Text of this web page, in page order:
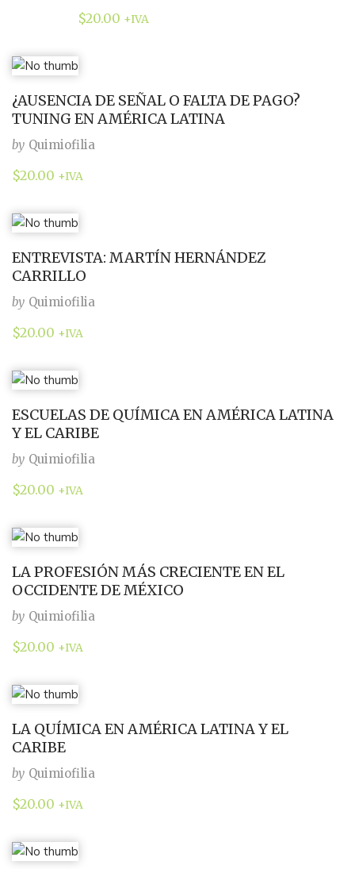
$20.00 +IVA
¿AUSENCIA DE SEÑAL O FALTA DE PAGO?
TUNING EN AMÉRICA LATINA
by Quimiofilia
$20.00 +IVA
ENTREVISTA: MARTÍN HERNÁNDEZ
CARRILLO
by Quimiofilia
$20.00 +IVA
ESCUELAS DE QUÍMICA EN AMÉRICA LATINA
Y EL CARIBE
by Quimiofilia
$20.00 +IVA
LA PROFESIÓN MÁS CRECIENTE EN EL
OCCIDENTE DE MÉXICO
by Quimiofilia
$20.00 +IVA
LA QUÍMICA EN AMÉRICA LATINA Y EL
CARIBE
by Quimiofilia
$20.00 +IVA